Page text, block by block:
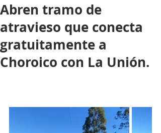
Abren tramo de
atravieso que conecta
gratuitamente a
Choroico con La Unión.